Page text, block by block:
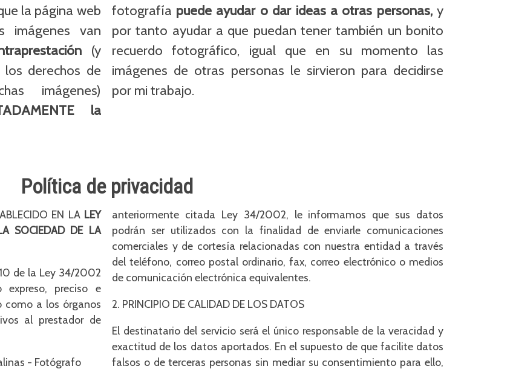
la página web
imágenes van
(y
derechos de
imágenes)
la
fotografía puede ayudar o dar ideas a otras personas,y
por tanto ayudar a que puedan tener también un bonito
recuerdo fotográfico, igual que en su momento las
imágenes de otras personas le sirvieron para decidirse
por mi trabajo.
Política de privacidad
EN LALEY
SOCIEDAD DE LA
de la Ley 34/2002
expreso, preciso e
como a los órganos
al prestador de
- Fotógrafo
anteriormente citada Ley 34/2002, le informamos que sus datos
podrán ser utilizados con la finalidad de enviarle comunicaciones
comerciales y de cortesía relacionadas con nuestra entidad a través
del teléfono, correo postal ordinario, fax, correo electrónico o medios
de comunicación electrónica equivalentes.
2. PRINCIPIO DE CALIDAD DE LOS DATOS
El destinatario del servicio será el único responsable de la veracidad y
exactitud de los datos aportados. En el supuesto de que facilite datos
falsos o de terceras personas sin mediar su consentimiento para ello,